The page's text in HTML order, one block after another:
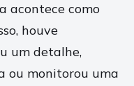
acontece como
houve
um detalhe,
ou monitorou uma